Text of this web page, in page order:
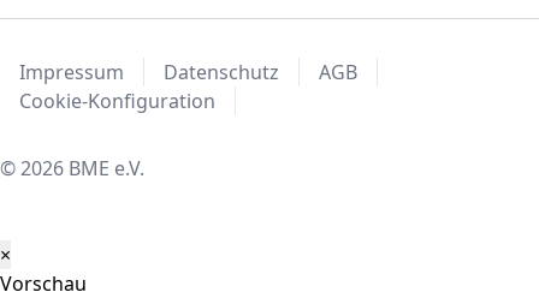
Impressum Datenschutz
AGB
Cookie-Konfiguration
© 2026 BME e.V.
×
Vorschau